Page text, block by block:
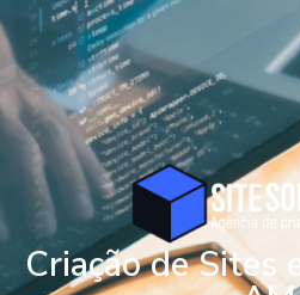
Criação de Sites